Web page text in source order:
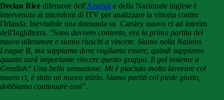
Declan Rice difensore dell'Arsenal e della Nazionale inglese è
intervenuto ai microfoni di ITV per analizzare la vittoria contro
l'Irlanda. Inevitabile una domanda su Carsley nuovo ct ad interim
dell'Inghilterra. "Sono davvero contento, era la prima partita del
nuovo allenatore e siamo riusciti a vincere. Siamo nella Nations
League B, ma sappiamo dove vogliamo essere, quindi sappiamo
quanto sarà importante vincere questo gruppo. Il gol insieme a
Grealish? Una bella sensazione. Mi è piaciuto molto lavorare col
nuovo ct, è stato un nuovo inizio. Siamo partiti col piede giusto,
dobbiamo continuare così".